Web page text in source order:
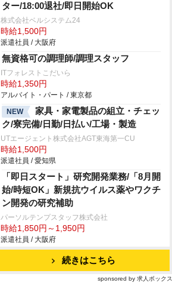
ター/18:00退社/即日開始OK
株式会社ベルシステム24
時給1,500円
派遣社員 / 大阪府
無資格可の調理師/調理スタッフ
ITフォレストこだいら
時給1,350円
アルバイト・パート / 東京都
NEW
家具・家電製品の組立・チェッ
ク/寮完備/日勤/日払い/工場・製造
UTエージェント株式会社AGT東海第一CU
時給1,500円
派遣社員 / 愛知県
「即日スタート」研究開発業務/「8月開
始/時短OK」新規抗ウイルス薬やワクチ
ン開発の研究補助
パーソルテンプスタッフ株式会社
時給1,850円～1,950円
派遣社員 / 大阪府
続きはこちら
sponsored by 求人ボックス